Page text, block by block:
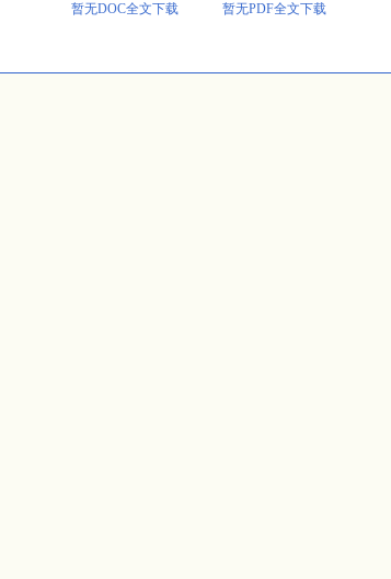
暂无DOC全文下载 暂无PDF全文下载